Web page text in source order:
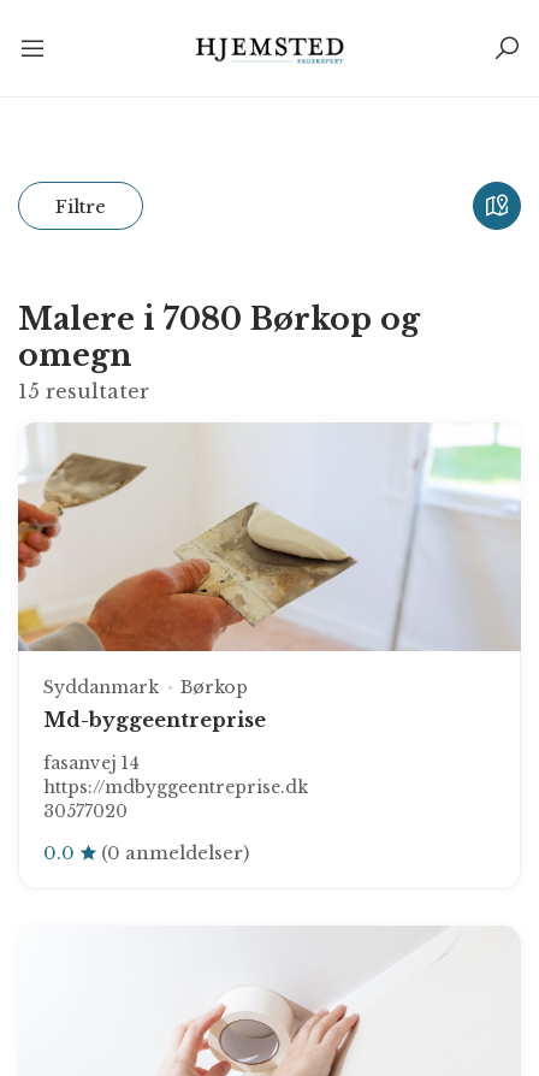
Filtre
Malere i 7080 Børkop og
omegn
15 resultater
Syddanmark Børkop
Md-byggeentreprise
fasanvej 14
https://mdbyggeentreprise.dk
30577020
0.0 (0 anmeldelser)